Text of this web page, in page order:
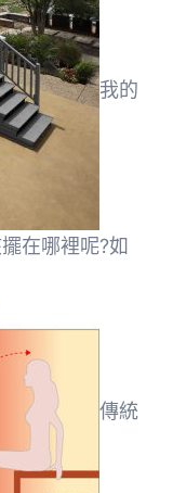
我的
在哪裡呢?如
傳統